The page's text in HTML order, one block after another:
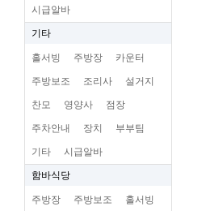
시급알바
기타
홀서빙 주방장 카운터
주방보조 조리사 설거지
찬모 영양사 점장
주차안내 장치 부부팀
기타 시급알바
함바식당
주방장 주방보조 홀서빙